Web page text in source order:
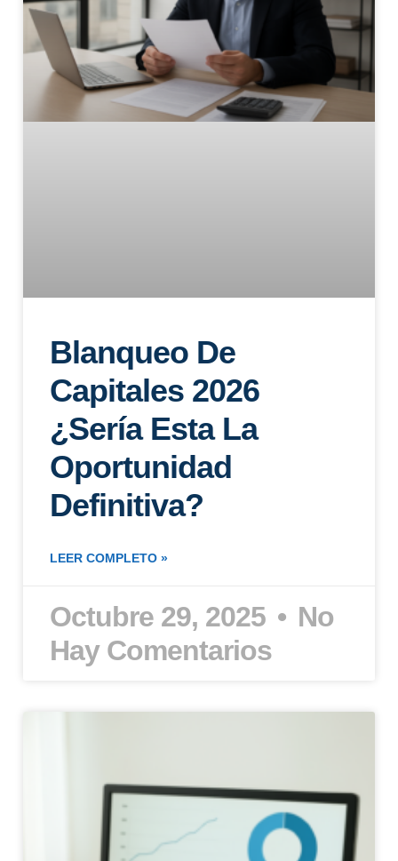
Blanqueo De
Capitales 2026
¿sería Esta La
Oportunidad
Definitiva?
LEER COMPLETO »
Octubre 29, 2025
No
Hay Comentarios